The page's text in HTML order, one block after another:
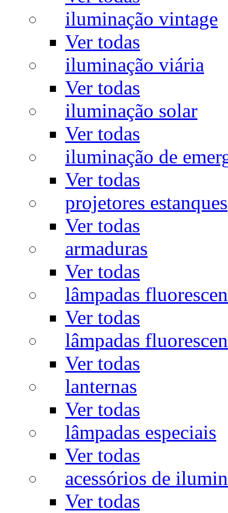
iluminação vintage
Ver todas
iluminação viária
Ver todas
iluminação solar
Ver todas
iluminação de
Ver todas
projetores estanques
Ver todas
armaduras
Ver todas
lâmpadas
Ver todas
lâmpadas
Ver todas
lanternas
Ver todas
lâmpadas especiais
Ver todas
acessórios de
Ver todas